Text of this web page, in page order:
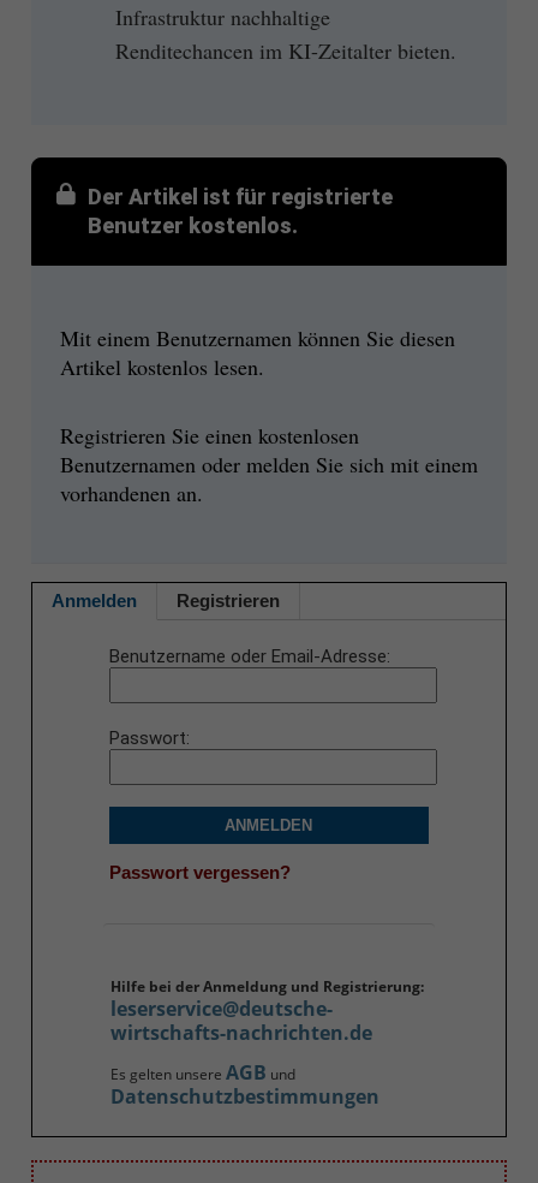
Infrastruktur nachhaltige
Renditechancen im KI-Zeitalter bieten.
Der Artikel ist für registrierte
Benutzer kostenlos.
Mit einem Benutzernamen können Sie diesen
Artikel kostenlos lesen.
Registrieren Sie einen kostenlosen
Benutzernamen oder melden Sie sich mit einem
vorhandenen an.
Anmelden Registrieren
Benutzername oder Email-Adresse
Passwort
ANMELDEN
Passwort vergessen?
Hilfe bei der Anmeldung und Registrierung:
leserservice@deutsche-
wirtschafts-nachrichten.de
Es gelten unsere AGB und
Datenschutzbestimmungen